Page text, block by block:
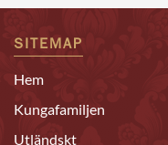
SITEMAP
Hem
Kungafamiljen
Utländskt